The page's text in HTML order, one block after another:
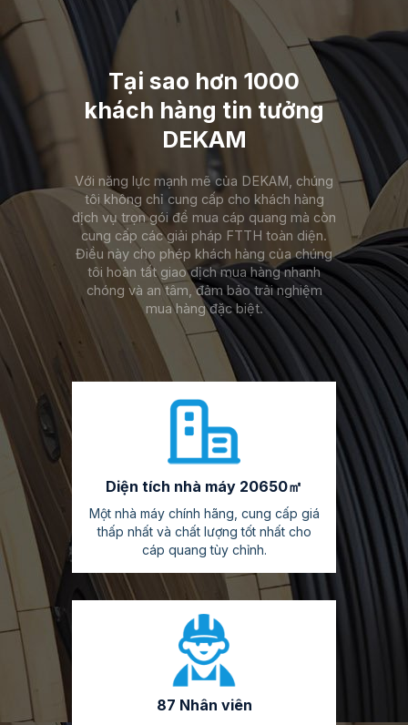
Tại sao hơn 1000
khách hàng tin tưởng
DEKAM
Với năng lực mạnh mẽ của DEKAM, chúng
tôi không chỉ cung cấp cho khách hàng
dịch vụ trọn gói để mua cáp quang mà còn
cung cấp các giải pháp FTTH toàn diện.
Điều này cho phép khách hàng của chúng
tôi hoàn tất giao dịch mua hàng nhanh
chóng và an tâm, đảm bảo trải nghiệm
mua hàng đặc biệt.
Diện tích nhà máy 20650㎡
Một nhà máy chính hãng, cung cấp giá
thấp nhất và chất lượng tốt nhất cho
cáp quang tùy chỉnh.
87 Nhân viên